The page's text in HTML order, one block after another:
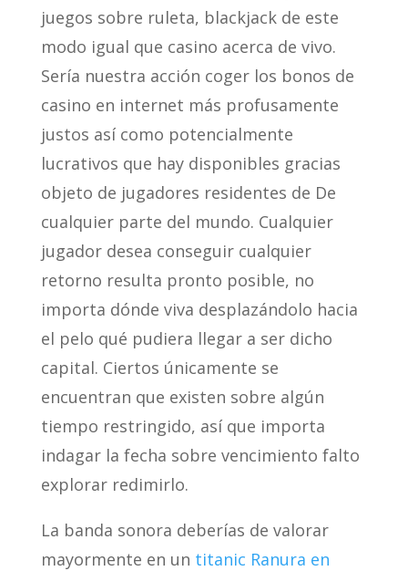
juegos sobre ruleta, blackjack de este
modo­ igual que casino acerca de vivo.
Serí­a nuestra acción coger los bonos de
casino en internet más profusamente
justos así­ como potencialmente
lucrativos que hay disponibles gracias
objeto de jugadores residentes de De
cualquier parte del mundo. Cualquier
jugador desea conseguir cualquier
retorno resulta pronto posible, no
importa dónde viva desplazándolo hacia
el pelo qué pudiera llegar a ser dicho
capital. Ciertos únicamente se
encuentran que existen sobre algún
tiempo restringido, así que importa
indagar la fecha sobre vencimiento falto
explorar redimirlo.
La banda sonora deberías de valorar
mayormente en un titanic Ranura en